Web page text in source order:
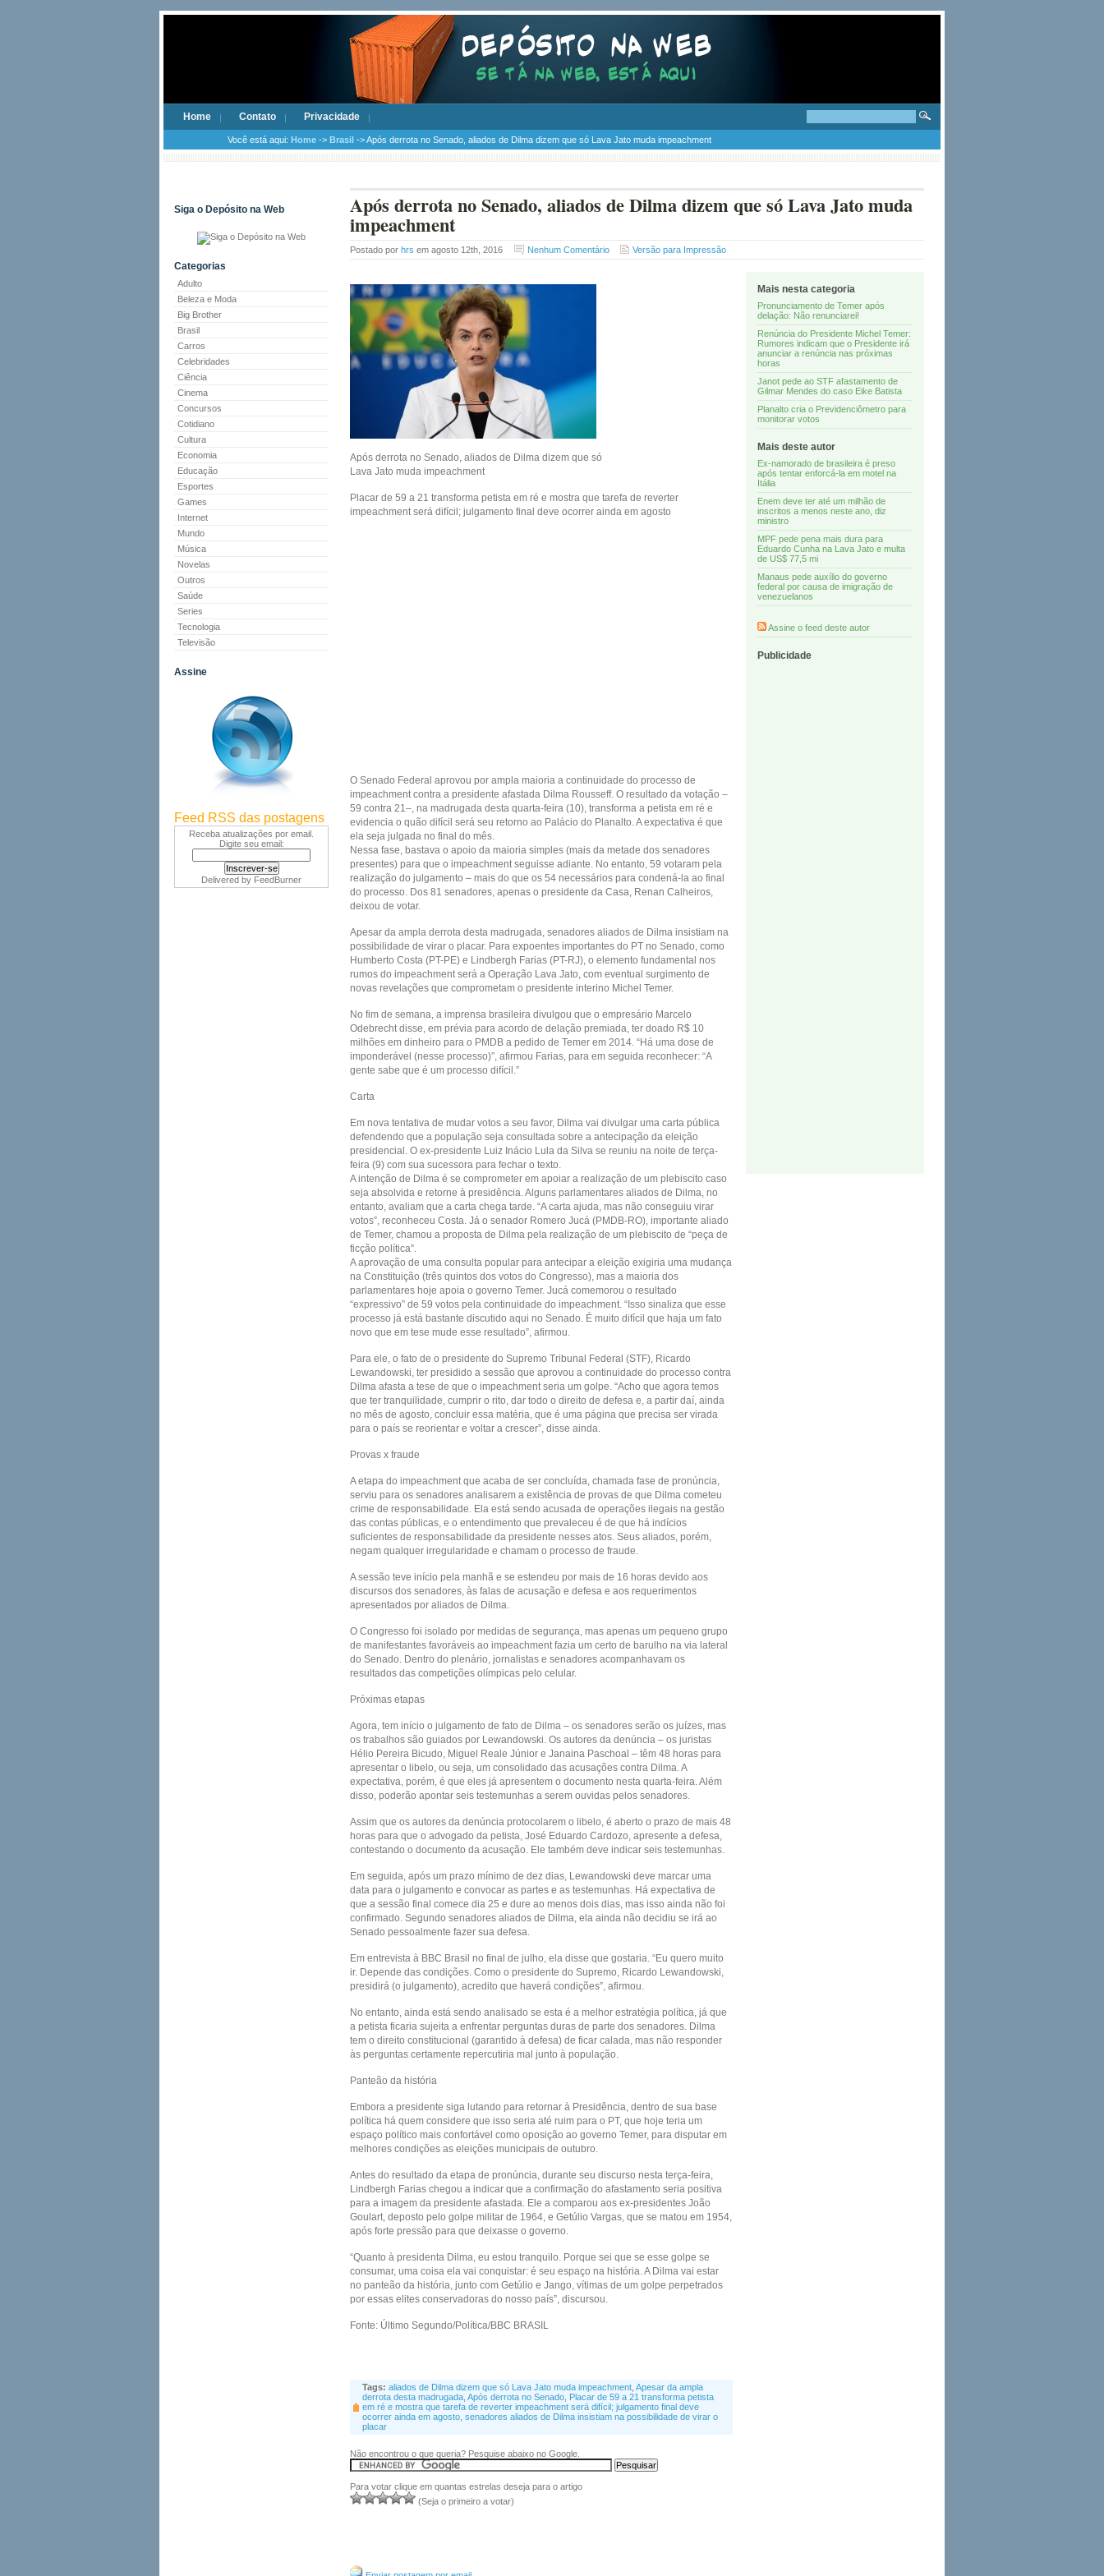
Home Contato Privacidade
Você está aqui: Home -> Brasil -> Após derrota no Senado, aliados de Dilma dizem que só Lava Jato muda impeachment
Siga o Depósito na Web
Categorias
Adulto
Beleza e Moda
Big Brother
Brasil
Carros
Celebridades
Ciência
Cinema
Concursos
Cotidiano
Cultura
Economia
Educação
Esportes
Games
Internet
Mundo
Música
Novelas
Outros
Saúde
Series
Tecnologia
Televisão
Assine
Feed RSS das postagens
Receba atualizações por email.
Digite seu email:
Delivered by FeedBurner
Após derrota no Senado, aliados de Dilma dizem que só Lava Jato muda
impeachment
Postado por hrs em agosto 12th, 2016 Nenhum Comentário Versão para Impressão
Após derrota no Senado, aliados de Dilma dizem que só
Lava Jato muda impeachment
Placar de 59 a 21 transforma petista em ré e mostra que tarefa de reverter
impeachment será difícil; julgamento final deve ocorrer ainda em agosto
O Senado Federal aprovou por ampla maioria a continuidade do processo de
impeachment contra a presidente afastada Dilma Rousseff. O resultado da votação –
59 contra 21–, na madrugada desta quarta-feira (10), transforma a petista em ré e
evidencia o quão difícil será seu retorno ao Palácio do Planalto. A expectativa é que
ela seja julgada no final do mês.
Nessa fase, bastava o apoio da maioria simples (mais da metade dos senadores
presentes) para que o impeachment seguisse adiante. No entanto, 59 votaram pela
realização do julgamento – mais do que os 54 necessários para condená-la ao final
do processo. Dos 81 senadores, apenas o presidente da Casa, Renan Calheiros,
deixou de votar.
Apesar da ampla derrota desta madrugada, senadores aliados de Dilma insistiam na
possibilidade de virar o placar. Para expoentes importantes do PT no Senado, como
Humberto Costa (PT-PE) e Lindbergh Farias (PT-RJ), o elemento fundamental nos
rumos do impeachment será a Operação Lava Jato, com eventual surgimento de
novas revelações que comprometam o presidente interino Michel Temer.
No fim de semana, a imprensa brasileira divulgou que o empresário Marcelo
Odebrecht disse, em prévia para acordo de delação premiada, ter doado R$ 10
milhões em dinheiro para o PMDB a pedido de Temer em 2014. “Há uma dose de
imponderável (nesse processo)”, afirmou Farias, para em seguida reconhecer: “A
gente sabe que é um processo difícil.”
Carta
Em nova tentativa de mudar votos a seu favor, Dilma vai divulgar uma carta pública
defendendo que a população seja consultada sobre a antecipação da eleição
presidencial. O ex-presidente Luiz Inácio Lula da Silva se reuniu na noite de terça-
feira (9) com sua sucessora para fechar o texto.
A intenção de Dilma é se comprometer em apoiar a realização de um plebiscito caso
seja absolvida e retorne à presidência. Alguns parlamentares aliados de Dilma, no
entanto, avaliam que a carta chega tarde. “A carta ajuda, mas não conseguiu virar
votos”, reconheceu Costa. Já o senador Romero Jucá (PMDB-RO), importante aliado
de Temer, chamou a proposta de Dilma pela realização de um plebiscito de “peça de
ficção política”.
A aprovação de uma consulta popular para antecipar a eleição exigiria uma mudança
na Constituição (três quintos dos votos do Congresso), mas a maioria dos
parlamentares hoje apoia o governo Temer. Jucá comemorou o resultado
“expressivo” de 59 votos pela continuidade do impeachment. “Isso sinaliza que esse
processo já está bastante discutido aqui no Senado. É muito difícil que haja um fato
novo que em tese mude esse resultado”, afirmou.
Para ele, o fato de o presidente do Supremo Tribunal Federal (STF), Ricardo
Lewandowski, ter presidido a sessão que aprovou a continuidade do processo contra
Dilma afasta a tese de que o impeachment seria um golpe. “Acho que agora temos
que ter tranquilidade, cumprir o rito, dar todo o direito de defesa e, a partir daí, ainda
no mês de agosto, concluir essa matéria, que é uma página que precisa ser virada
para o país se reorientar e voltar a crescer”, disse ainda.
Provas x fraude
A etapa do impeachment que acaba de ser concluída, chamada fase de pronúncia,
serviu para os senadores analisarem a existência de provas de que Dilma cometeu
crime de responsabilidade. Ela está sendo acusada de operações ilegais na gestão
das contas públicas, e o entendimento que prevaleceu é de que há indícios
suficientes de responsabilidade da presidente nesses atos. Seus aliados, porém,
negam qualquer irregularidade e chamam o processo de fraude.
A sessão teve início pela manhã e se estendeu por mais de 16 horas devido aos
discursos dos senadores, às falas de acusação e defesa e aos requerimentos
apresentados por aliados de Dilma.
O Congresso foi isolado por medidas de segurança, mas apenas um pequeno grupo
de manifestantes favoráveis ao impeachment fazia um certo de barulho na via lateral
do Senado. Dentro do plenário, jornalistas e senadores acompanhavam os
resultados das competições olímpicas pelo celular.
Próximas etapas
Agora, tem início o julgamento de fato de Dilma – os senadores serão os juízes, mas
os trabalhos são guiados por Lewandowski. Os autores da denúncia – os juristas
Hélio Pereira Bicudo, Miguel Reale Júnior e Janaina Paschoal – têm 48 horas para
apresentar o libelo, ou seja, um consolidado das acusações contra Dilma. A
expectativa, porém, é que eles já apresentem o documento nesta quarta-feira. Além
disso, poderão apontar seis testemunhas a serem ouvidas pelos senadores.
Assim que os autores da denúncia protocolarem o libelo, é aberto o prazo de mais 48
horas para que o advogado da petista, José Eduardo Cardozo, apresente a defesa,
contestando o documento da acusação. Ele também deve indicar seis testemunhas.
Em seguida, após um prazo mínimo de dez dias, Lewandowski deve marcar uma
data para o julgamento e convocar as partes e as testemunhas. Há expectativa de
que a sessão final comece dia 25 e dure ao menos dois dias, mas isso ainda não foi
confirmado. Segundo senadores aliados de Dilma, ela ainda não decidiu se irá ao
Senado pessoalmente fazer sua defesa.
Em entrevista à BBC Brasil no final de julho, ela disse que gostaria. “Eu quero muito
ir. Depende das condições. Como o presidente do Supremo, Ricardo Lewandowski,
presidirá (o julgamento), acredito que haverá condições”, afirmou.
No entanto, ainda está sendo analisado se esta é a melhor estratégia política, já que
a petista ficaria sujeita a enfrentar perguntas duras de parte dos senadores. Dilma
tem o direito constitucional (garantido à defesa) de ficar calada, mas não responder
às perguntas certamente repercutiria mal junto à população.
Panteão da história
Embora a presidente siga lutando para retornar à Presidência, dentro de sua base
política há quem considere que isso seria até ruim para o PT, que hoje teria um
espaço político mais confortável como oposição ao governo Temer, para disputar em
melhores condições as eleições municipais de outubro.
Antes do resultado da etapa de pronúncia, durante seu discurso nesta terça-feira,
Lindbergh Farias chegou a indicar que a confirmação do afastamento seria positiva
para a imagem da presidente afastada. Ele a comparou aos ex-presidentes João
Goulart, deposto pelo golpe militar de 1964, e Getúlio Vargas, que se matou em 1954,
após forte pressão para que deixasse o governo.
“Quanto à presidenta Dilma, eu estou tranquilo. Porque sei que se esse golpe se
consumar, uma coisa ela vai conquistar: é seu espaço na história. A Dilma vai estar
no panteão da história, junto com Getúlio e Jango, vítimas de um golpe perpetrados
por essas elites conservadoras do nosso país”, discursou.
Fonte: Último Segundo/Política/BBC BRASIL
Mais nesta categoria
Pronunciamento de Temer após
delação: Não renunciarei!
Renúncia do Presidente Michel Temer:
Rumores indicam que o Presidente irá
anunciar a renúncia nas próximas
horas
Janot pede ao STF afastamento de
Gilmar Mendes do caso Eike Batista
Planalto cria o Previdenciômetro para
monitorar votos
Mais deste autor
Ex-namorado de brasileira é preso
após tentar enforcá-la em motel na
Itália
Enem deve ter até um milhão de
inscritos a menos neste ano, diz
ministro
MPF pede pena mais dura para
Eduardo Cunha na Lava Jato e multa
de US$ 77,5 mi
Manaus pede auxílio do governo
federal por causa de imigração de
venezuelanos
Assine o feed deste autor
Publicidade
Tags: aliados de Dilma dizem que só Lava Jato muda impeachment Apesar da ampla
derrota desta madrugada Após derrota no Senado
Placar de 59 a 21 transforma petista
em ré e mostra que tarefa de reverter impeachment será difícil; julgamento final deve
ocorrer ainda em agosto senadores aliados de Dilma insistiam na possibilidade de virar o
placar
Não encontrou o que queria? Pesquise abaixo no Google.
Para votar clique em quantas estrelas deseja para o artigo
(Seja o primeiro a votar)